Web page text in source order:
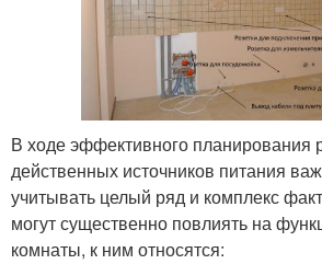
В ходе эффективного планирования
действенных источников питания
учитывать целый ряд и комплекс
могут существенно повлиять на
комнаты, к ним относятся: